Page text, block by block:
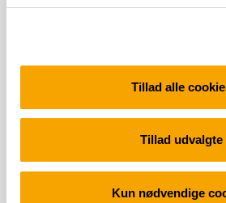
Tillad alle
Tillad udvalgte
Kun nødvendige
KATEGORIER
Ingen kategorier